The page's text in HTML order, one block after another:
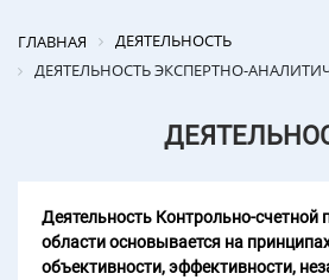
ГЛАВНАЯ
ДЕЯТЕЛЬНОСТЬ
ДЕЯТЕЛЬНОСТЬ ЭКСПЕРТНО-
Деятельность Контрольно-
области основывается на
объективности, эффективности,